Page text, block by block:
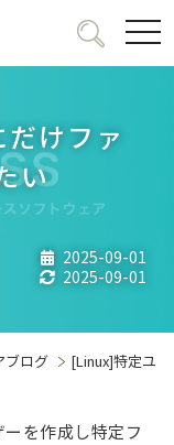
けファ
い
2025-09-01
2025-09-01
ブログ
[Linux]特定ユ
を作成し特定フ